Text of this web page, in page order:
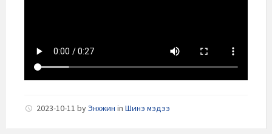
2023-10-11 byЭнхжин in Шинэ мэдээ